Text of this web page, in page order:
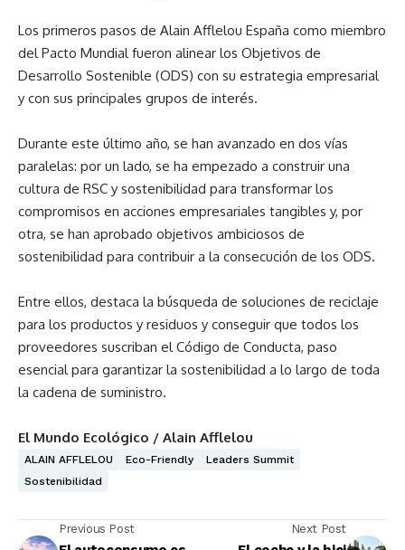
Los primeros pasos de Alain Afflelou España como miembro
del Pacto Mundial fueron alinear los Objetivos de
Desarrollo Sostenible (ODS) con su estrategia empresarial
y con sus principales grupos de interés.
Durante este último año, se han avanzado en dos vías
paralelas: por un lado, se ha empezado a construir una
cultura de RSC y sostenibilidad para transformar los
compromisos en acciones empresariales tangibles y, por
otra, se han aprobado objetivos ambiciosos de
sostenibilidad para contribuir a la consecución de los ODS.
Entre ellos, destaca la búsqueda de soluciones de reciclaje
para los productos y residuos y conseguir que todos los
proveedores suscriban el Código de Conducta, paso
esencial para garantizar la sostenibilidad a lo largo de toda
la cadena de suministro.
El Mundo Ecológico / Alain Afflelou
ALAIN AFFLELOU Eco-Friendly
Leaders Summit
Sostenibilidad
Previous Post Next Post